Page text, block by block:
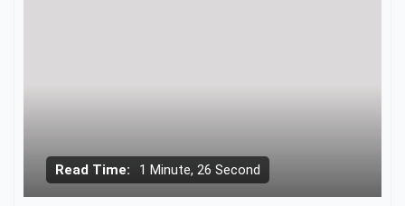
Read Time: 1 Minute, 26 Second